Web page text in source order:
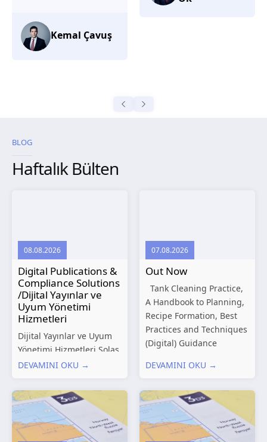
BLOG
Haftalık Bülten
08.08.2026
Digital Publications &
Compliance Solutions
/Dijital Yayınlar ve
Uyum Yönetimi
Hizmetleri
Dijital Yayınlar ve Uyum
Yönetimi Hizmetleri Solas
Marine, denizcilik
düzenleyici gereklilikleri
ve dijitalleşen
operasyonel ihtiyaçları
doğrultusunda kapsamlı
DEVAMINI OKU →
07.08.2026
Out Now
Tank Cleaning Practice,
A Handbook to Planning,
Recipe Formation, Best
Practices and Techniques
(Digital) Guidance
Structures – Consolidated
Shipping and the
Environment – A Guide to
Environmental
Compliance...
DEVAMINI OKU →